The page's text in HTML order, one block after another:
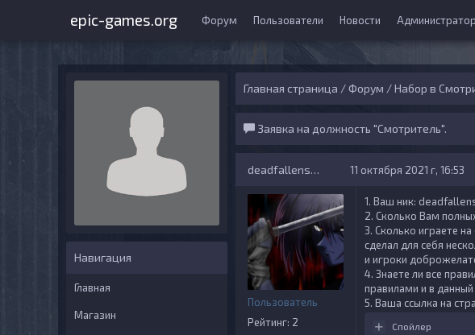
epic-games.org Форум Пользователи Новости
Навигация
Главная
Магазин
Главная страница /Форум /Набор в
Заявка на должность "Смотритель".
deadfallensoul 11 октября 2021 г, 16:53
Пользователь
Рейтинг: 2
1. Ваш ник:
2. Сколько Вам
3. Сколько играете на
сделал для себя
и игроки
4. Знаете ли все
правилами и в
5. Ваша ссылка на
Спойлер